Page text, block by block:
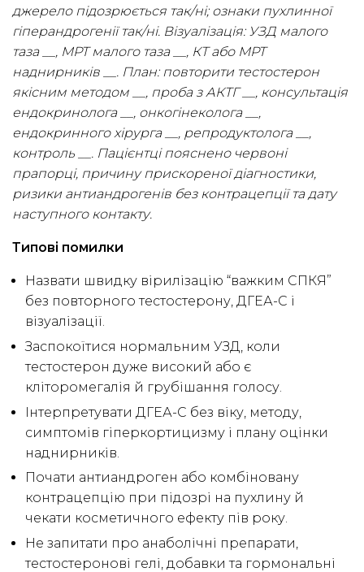
джерело підозрюється так/ні; ознаки пухлинної
гіперандрогенії так/ні. Візуалізація: УЗД малого
таза __, МРТ малого таза __, КТ або МРТ
наднирників __. План: повторити тестостерон
якісним методом __, проба з АКТГ __, консультація
ендокринолога __, онкогінеколога __,
ендокринного хірурга __, репродуктолога __,
контроль __. Пацієнтці пояснено червоні
прапорці, причину прискореної діагностики,
ризики антиандрогенів без контрацепції та дату
наступного контакту.
Типові помилки
Назвати швидку вірилізацію “важким СПКЯ”
без повторного тестостерону, ДГЕА-С і
візуалізації.
Заспокоїтися нормальним УЗД, коли
тестостерон дуже високий або є
кліторомегалія й грубішання голосу.
Інтерпретувати ДГЕА-С без віку, методу,
симптомів гіперкортицизму і плану оцінки
наднирників.
Почати антиандроген або комбіновану
контрацепцію при підозрі на пухлину й
чекати косметичного ефекту пів року.
Не запитати про анаболічні препарати,
тестостеронові гелі, добавки та гормональні